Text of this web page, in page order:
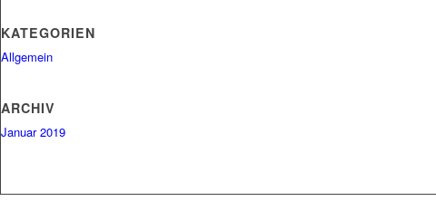
KATEGORIEN
Allgemein
ARCHIV
Januar 2019